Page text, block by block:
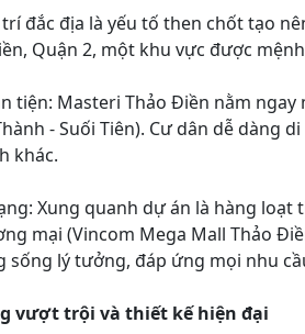
đắc địa là yếu tố then chốt tạo
Quận 2, một khu vực được
tiện: Masteri Thảo Điền nằm
- Suối Tiên). Cư dân dễ dàng
khác.
Xung quanh dự án là hàng
mại (Vincom Mega Mall Thảo
lý tưởng, đáp ứng mọi nhu
vượt trội và thiết kế hiện đại